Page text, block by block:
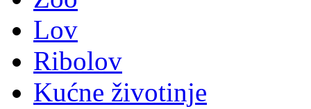
Lov
Ribolov
Kućne životinje